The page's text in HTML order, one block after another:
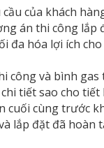
của khách
án thi công lắp
đa hóa lợi ích
và bình
tiết sao cho
cùng trước
lắp đặt đã